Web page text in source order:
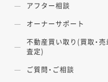
アフター相談
オーナーサポート
不動産買い取り(買取・売
査定)
ご質問・ご相談